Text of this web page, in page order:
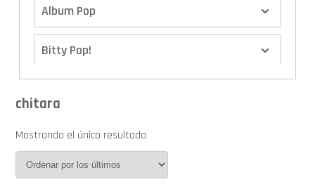
Album Pop
Bitty Pop!
Calendario de Adviento
Cover Pop!
chitara
Mostrando el único resultado